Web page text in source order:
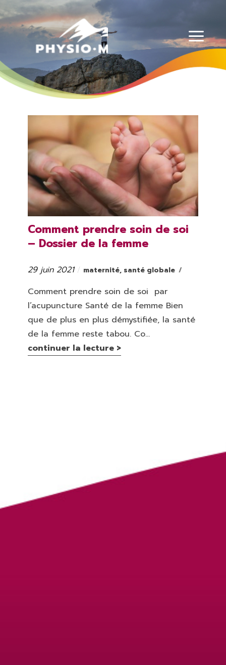
Physio-Masso MP
Comment prendre soin de soi
– Dossier de la femme
Publié
29 juin 2021 Catégories
maternité, santé globale
Comment prendre soin de soi par
l’acupuncture Santé de la femme Bien
que de plus en plus démystifiée, la santé
de la femme reste tabou. Co...
continuer la lecture >